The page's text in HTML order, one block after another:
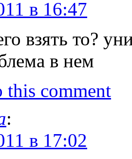
в 16:47
взять то?
в нем
this comment
:
в 17:02